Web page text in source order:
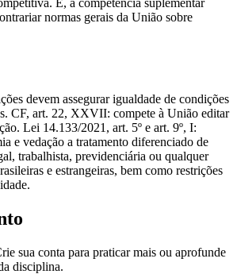
E, a competência suplementar
normas gerais da União sobre
devem assegurar igualdade de condições
CF, art. 22, XXVII: compete à União editar
Lei 14.133/2021, art. 5º e art. 9º, I:
e vedação a tratamento diferenciado de
trabalhista, previdenciária ou qualquer
e estrangeiras, bem como restrições
sua conta para praticar mais ou aprofunde
disciplina.